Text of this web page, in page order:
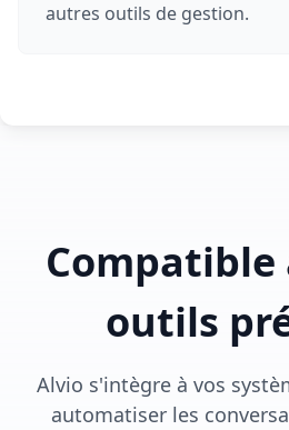
autres outils de gestion.
Compatible
outils
Alvio s'intègre à vos
automatiser les